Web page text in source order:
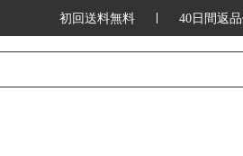
初回送料無料 40日間返